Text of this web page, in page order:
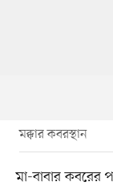
মক্কার কবরস্থান
মা-বাবার কবরের